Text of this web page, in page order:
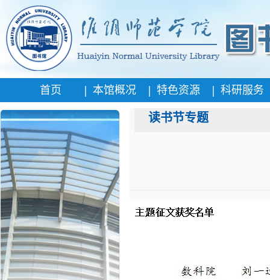
首页 | 本馆概况 | 特色资源 | 科研服务
读书节专题